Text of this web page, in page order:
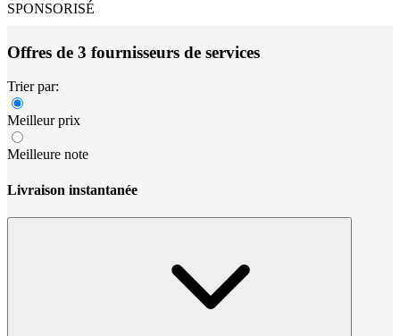
SPONSORISÉ
Offres de 3 fournisseurs de services
Trier par:
Meilleur prix
Meilleure note
Livraison instantanée